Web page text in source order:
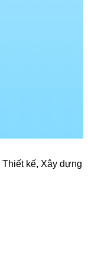
Thiết kế, Xây dựng